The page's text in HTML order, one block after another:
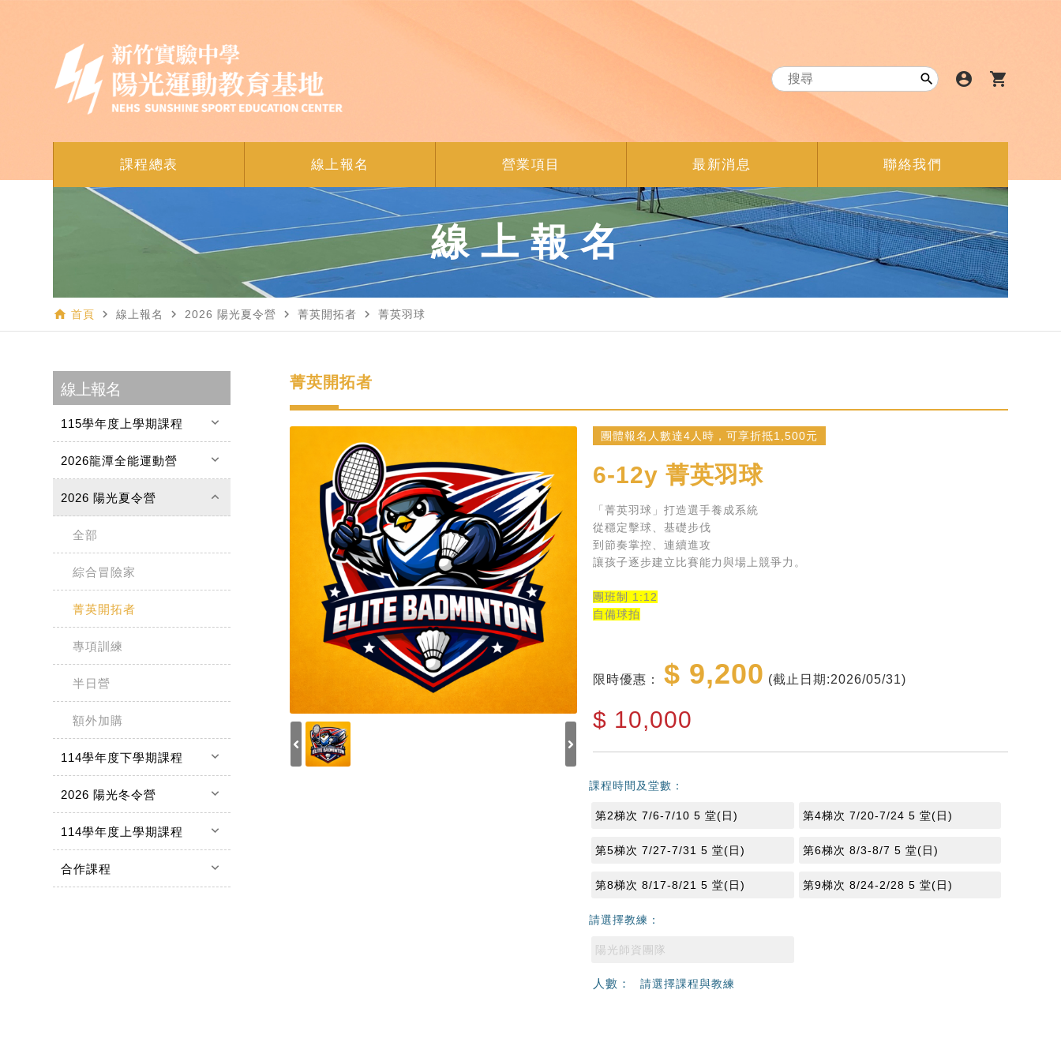
 account_circle shopping_cart
課程總表 線上報名 營業項目 最新消息 聯絡我們
線上報名
home 首頁 navigate_next 線上報名 navigate_next 2026 陽光夏令營 navigate_next 菁英開拓者 navigate_next 菁英羽球
線上報名
115學年度上學期課程 keyboard_arrow_down
2026龍潭全能運動營 keyboard_arrow_down
2026 陽光夏令營 keyboard_arrow_up
全部
綜合冒險家
菁英開拓者
專項訓練
半日營
額外加購
114學年度下學期課程 keyboard_arrow_down
2026 陽光冬令營 keyboard_arrow_down
114學年度上學期課程 keyboard_arrow_down
合作課程 keyboard_arrow_down
菁英開拓者
團體報名人數達4人時，可享折抵1,500元
6-12y 菁英羽球
「菁英羽球」打造選手養成系統
從穩定擊球、基礎步伐
到節奏掌控、連續進攻
讓孩子逐步建立比賽能力與場上競爭力。
團班制 1:12
自備球拍
限時優惠：$ 9,200 (截止日期:2026/05/31)
$ 10,000
課程時間及堂數：
第2梯次 7/6-7/10 5 堂(日) 第4梯次 7/20-7/24 5 堂(日)
第5梯次 7/27-7/31 5 堂(日) 第6梯次 8/3-8/7 5 堂(日)
第8梯次 8/17-8/21 5 堂(日) 第9梯次 8/24-2/28 5 堂(日)
請選擇教練：
陽光師資團隊
人數： 請選擇課程與教練